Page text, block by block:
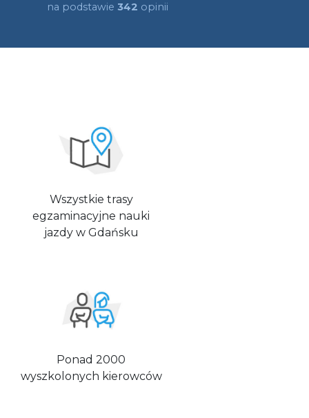
na podstawie 342 opinii
Wszystkie trasy
egzaminacyjne nauki
jazdy w Gdańsku
Ponad 2000
wyszkolonych kierowców